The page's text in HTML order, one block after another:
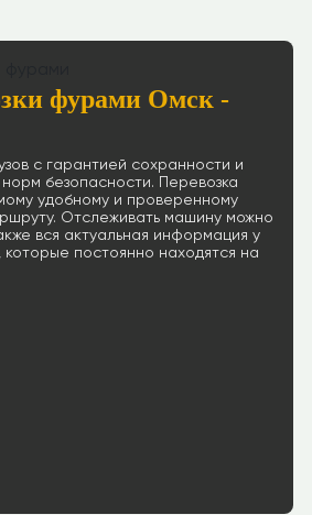
фурами Омск -
с гарантией сохранности и
безопасности. Перевозка
удобному и проверенному
Отслеживать машину можно
вся актуальная информация у
которые постоянно находятся на